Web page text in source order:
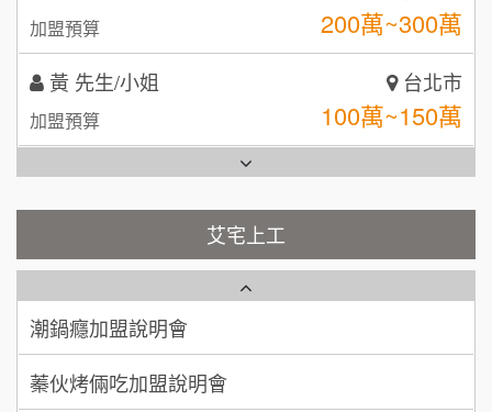
加盟預算 100萬~150萬
林 先生/小姐 屏東縣
加盟預算 100萬 ~ 200萬
吳 先生/小姐 屏東縣
加盟預算 100萬~200萬
周 先生/小姐 台北
加盟預算 100萬 ~150萬
徐 先生/小姐 新北市
加盟預算
艾宅上工
全家加盟說明會
台灣G湯加盟說明會
NU PASTA義大利麵加盟說明會
潮鍋癮加盟說明會
蓁伙烤倆吃加盟說明會
霏等茶加盟說明會
藍象廷泰式火鍋加盟說明會
日十。早午食加盟說明會
上宇林加盟說明會
莫尼早餐Morni加盟說明會